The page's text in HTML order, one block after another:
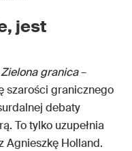
jest
Zielona granica–
szarości granicznego
debaty
To tylko uzupełnia
Agnieszkę Holland.